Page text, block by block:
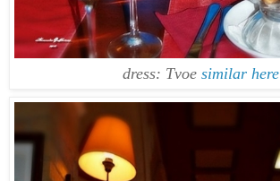
dress: Tvoe similar here